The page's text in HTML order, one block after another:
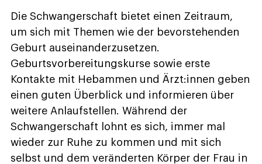
Die Schwangerschaft bietet einen Zeitraum,
um sich mit Themen wie der bevorstehenden
Geburt auseinanderzusetzen.
Geburtsvorbereitungskurse sowie erste
Kontakte mit Hebammen und Ärzt:innen geben
einen guten Überblick und informieren über
weitere Anlaufstellen. Während der
Schwangerschaft lohnt es sich, immer mal
wieder zur Ruhe zu kommen und mit sich
selbst und dem veränderten Körper der Frau in